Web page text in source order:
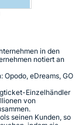
in den
notiert an
eDreams, GO
Einzelhändler
von
seinen Kunden, so